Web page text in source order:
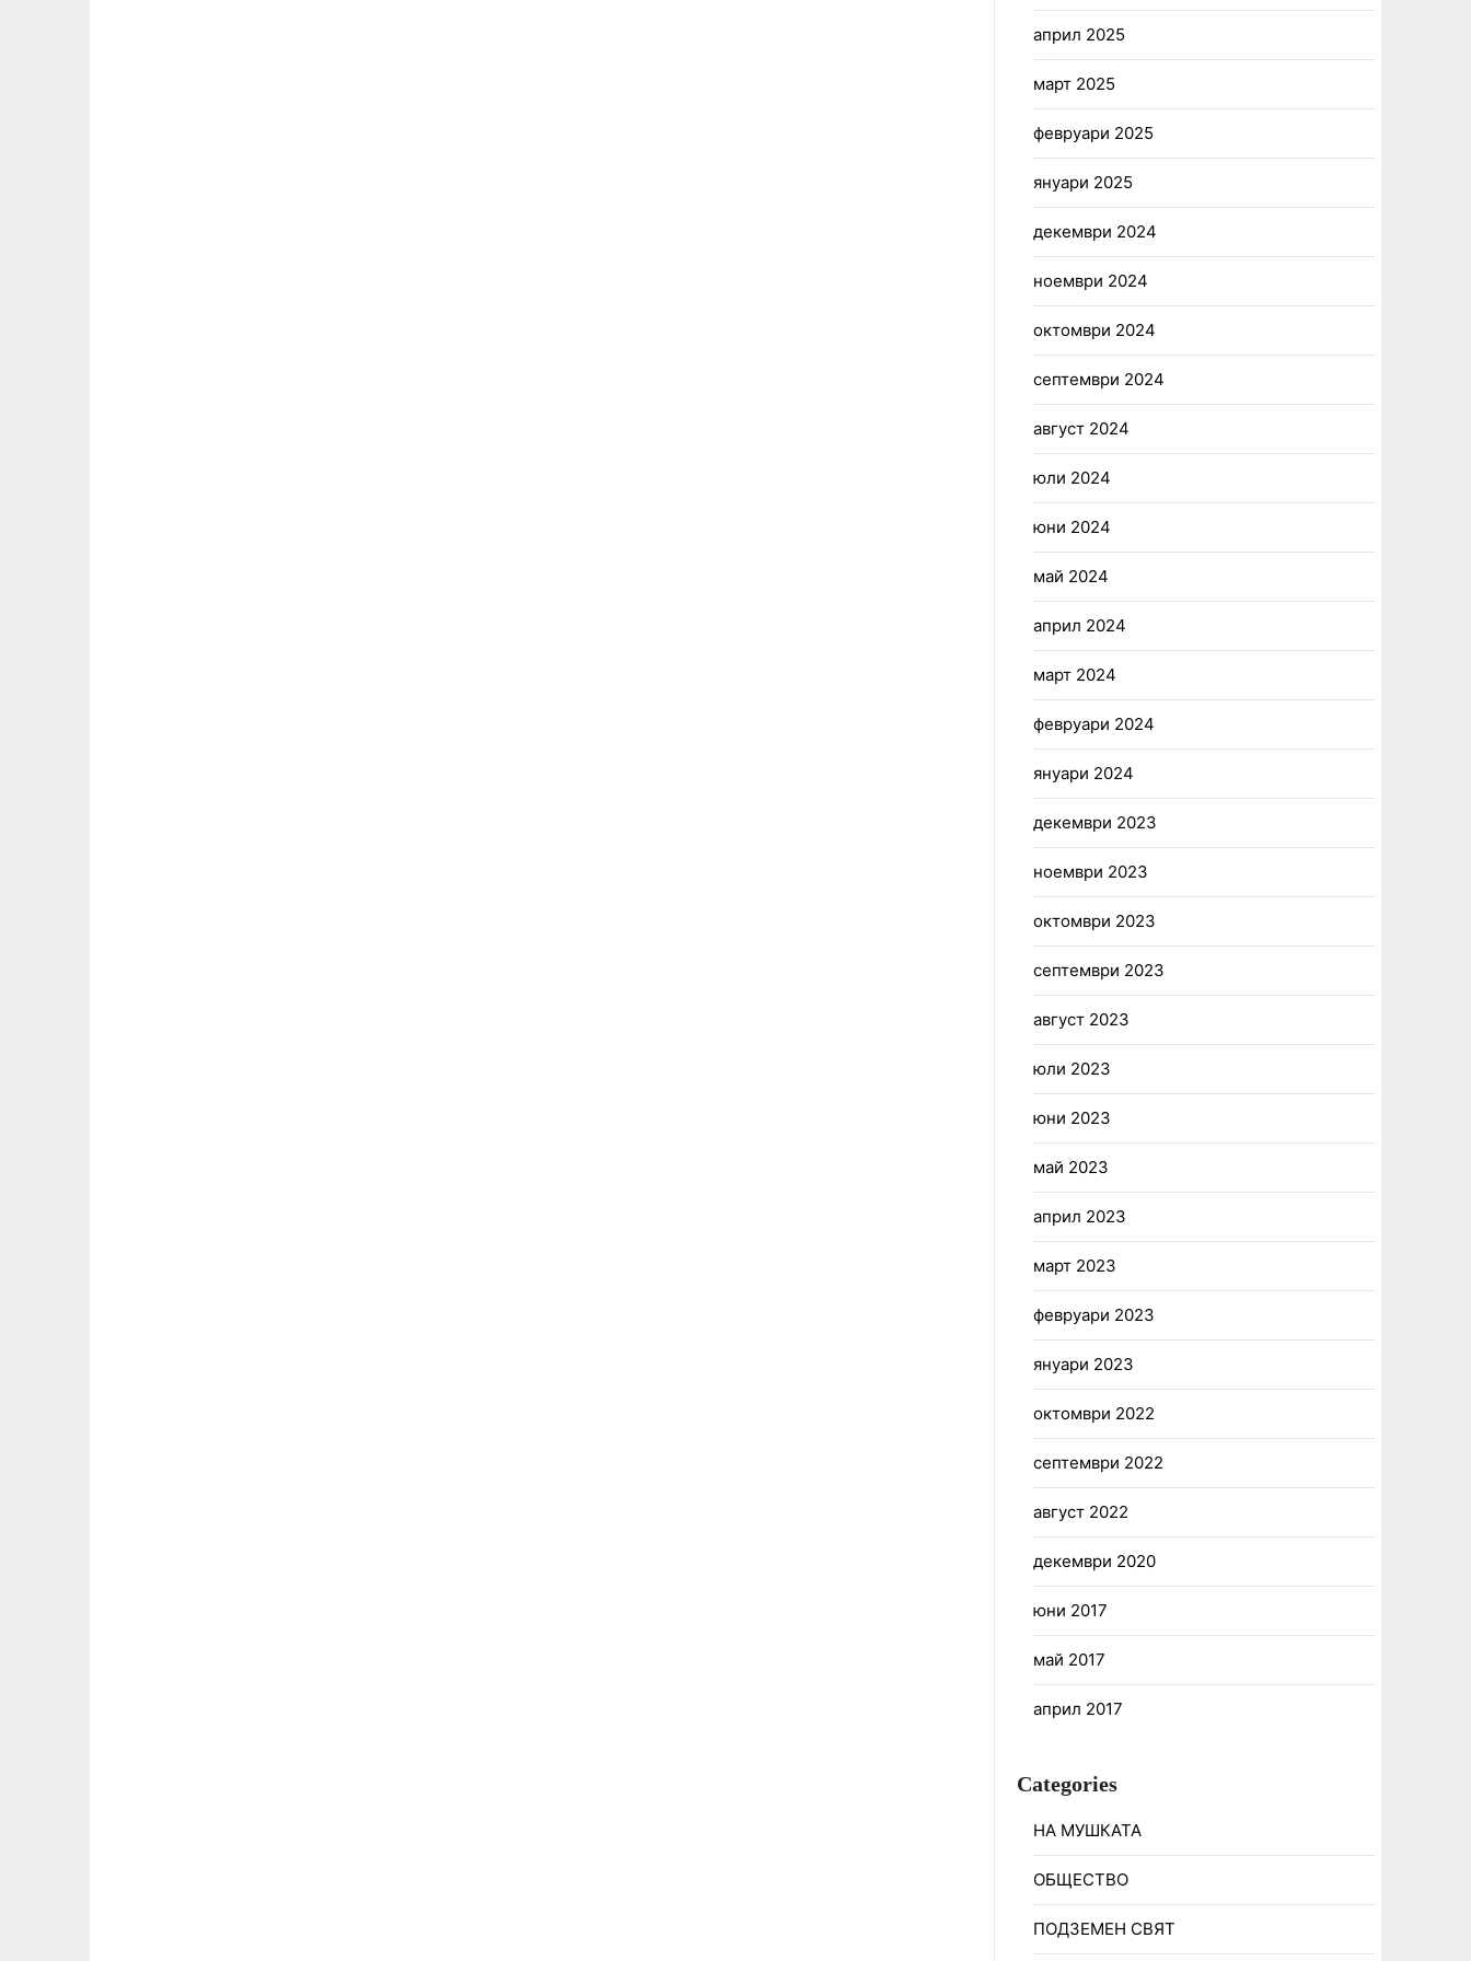
април 2025
март 2025
февруари 2025
януари 2025
декември 2024
ноември 2024
октомври 2024
септември 2024
август 2024
юли 2024
юни 2024
май 2024
април 2024
март 2024
февруари 2024
януари 2024
декември 2023
ноември 2023
октомври 2023
септември 2023
август 2023
юли 2023
юни 2023
май 2023
април 2023
март 2023
февруари 2023
януари 2023
октомври 2022
септември 2022
август 2022
декември 2020
юни 2017
май 2017
април 2017
Categories
НА МУШКАТА
ОБЩЕСТВО
ПОДЗЕМЕН СВЯТ